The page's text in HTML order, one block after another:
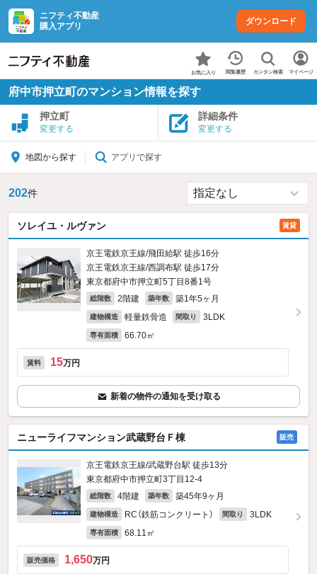
ニフティ不動産
購入アプリ
ダウンロード
お気に入り 閲覧履歴 カンタン検索 マイページ
府中市押立町のマンション情報を探す
押立町
変更する
詳細条件
変更する
地図から探す アプリで探す
202件
ソレイユ・ルヴァン 賃貸
京王電鉄京王線/飛田給駅 徒歩16分
京王電鉄京王線/西調布駅 徒歩17分
東京都府中市押立町5丁目8番1号
総階数 2階建 築年数 築1年5ヶ月
建物構造 軽量鉄骨造 間取り 3LDK
専有面積 66.70㎡
賃料 15万円
新着の物件の通知を受け取る
ニューライフマンション武蔵野台Ｆ棟 販売
京王電鉄京王線/武蔵野台駅 徒歩13分
東京都府中市押立町3丁目12-4
総階数 4階建 築年数 築45年9ヶ月
建物構造 RC（鉄筋コンクリート） 間取り 3LDK
専有面積 68.11㎡
販売価格 1,650万円